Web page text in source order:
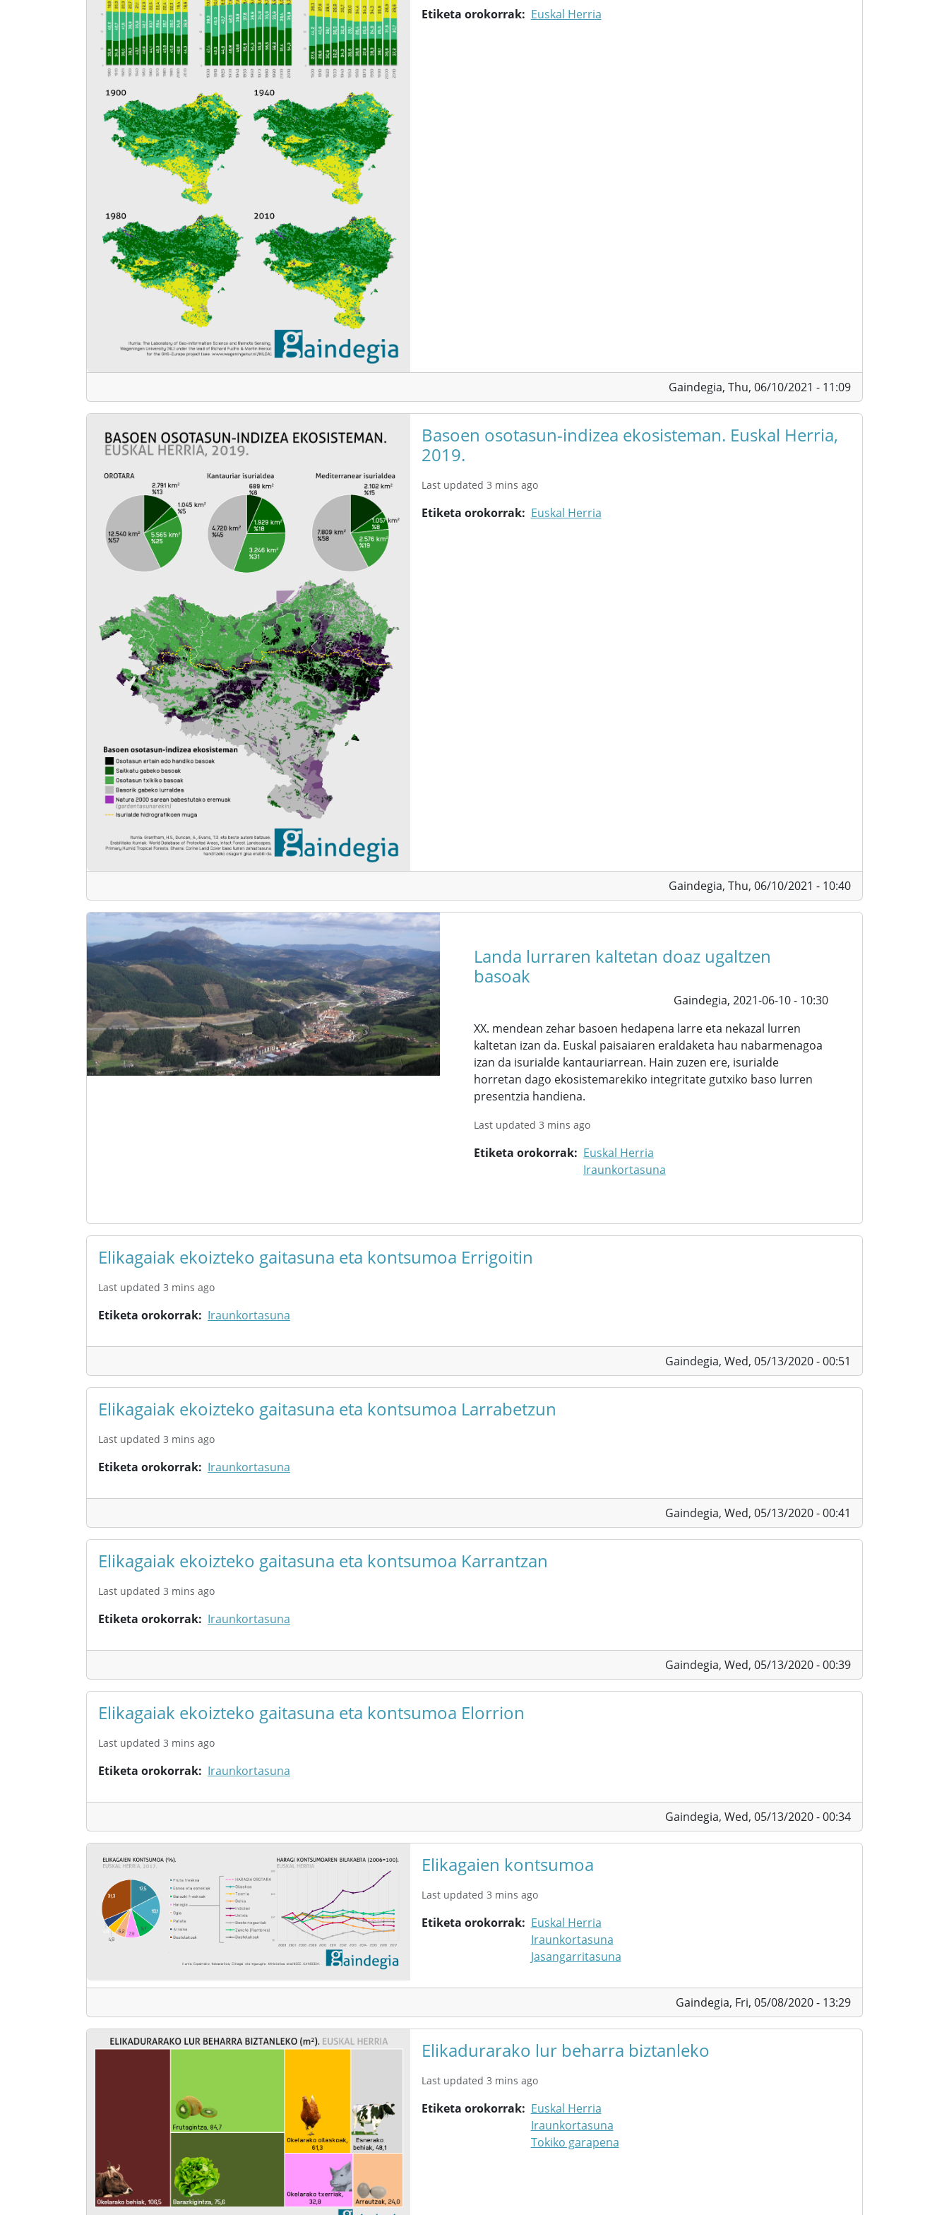
Etiketa orokorrak Euskal Herria
Gaindegia, Thu, 06/10/2021 - 11:09
Basoen osotasun-indizea ekosisteman. Euskal Herria,
2019.
Last updated 3 mins ago
Etiketa orokorrak Euskal Herria
Gaindegia, Thu, 06/10/2021 - 10:40
Landa lurraren kaltetan doaz ugaltzen
basoak
Gaindegia, 2021-06-10 - 10:30
XX. mendean zehar basoen hedapena larre eta nekazal lurren
kaltetan izan da. Euskal paisaiaren eraldaketa hau nabarmenagoa
izan da isurialde kantauriarrean. Hain zuzen ere, isurialde
horretan dago ekosistemarekiko integritate gutxiko baso lurren
presentzia handiena.
Last updated 3 mins ago
Etiketa orokorrak
Euskal Herria
Iraunkortasuna
Elikagaiak ekoizteko gaitasuna eta kontsumoa Errigoitin
Last updated 3 mins ago
Etiketa orokorrak Iraunkortasuna
Gaindegia, Wed, 05/13/2020 - 00:51
Elikagaiak ekoizteko gaitasuna eta kontsumoa Larrabetzun
Last updated 3 mins ago
Etiketa orokorrak Iraunkortasuna
Gaindegia, Wed, 05/13/2020 - 00:41
Elikagaiak ekoizteko gaitasuna eta kontsumoa Karrantzan
Last updated 3 mins ago
Etiketa orokorrak Iraunkortasuna
Gaindegia, Wed, 05/13/2020 - 00:39
Elikagaiak ekoizteko gaitasuna eta kontsumoa Elorrion
Last updated 3 mins ago
Etiketa orokorrak Iraunkortasuna
Gaindegia, Wed, 05/13/2020 - 00:34
Elikagaien kontsumoa
Last updated 3 mins ago
Etiketa orokorrak
Euskal Herria
Iraunkortasuna
Jasangarritasuna
Gaindegia, Fri, 05/08/2020 - 13:29
Elikadurarako lur beharra biztanleko
Last updated 3 mins ago
Etiketa orokorrak
Euskal Herria
Iraunkortasuna
Tokiko garapena